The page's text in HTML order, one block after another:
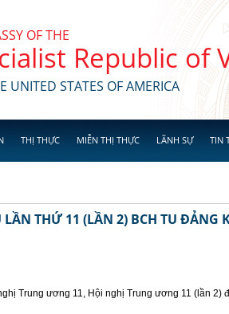
OF THE
Republic of
UNITED STATES OF AMERICA
THỊ THỰC MIỄN THỊ THỰC LÃNH SỰ TIN
THỨ 11 (LẦN 2) BCH TU ĐẢNG
Trung ương 11, Hội nghị Trung ương 11 (lần 2)